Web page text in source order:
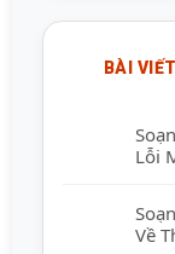
BÀI
Lỗi
Về